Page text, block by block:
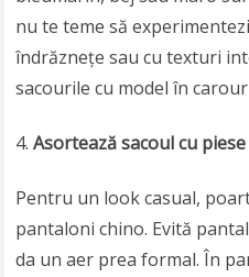
nu te teme să
îndrăznețe sau cu texturi
sacourile cu model în
Asortează sacoul cu
Pentru un look casual,
pantaloni chino. Evită
da un aer prea formal. În